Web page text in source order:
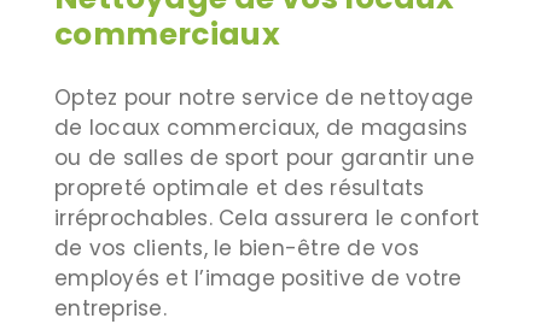
commerciaux
Optez pour notre service de nettoyage
de locaux commerciaux, de magasins
ou de salles de sport pour garantir une
propreté optimale et des résultats
irréprochables. Cela assurera le confort
de vos clients, le bien-être de vos
employés et l’image positive de votre
entreprise.